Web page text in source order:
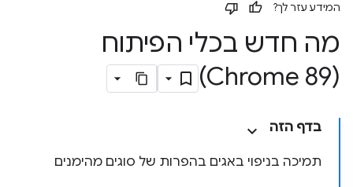
המידע עזר לך?
מה חדש בכלי הפיתוח
(Chrome 89)
בדף הזה
תמיכה בניפוי באגים בהפרות של סוגים מהימנים